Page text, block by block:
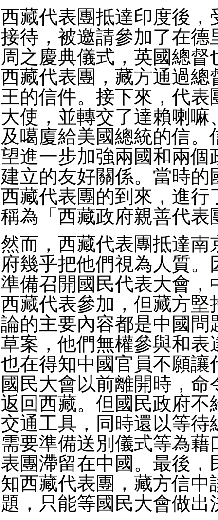
西藏代表團抵達印度後，
接待，被邀請參加了在德
周之慶典儀式，英國總督
西藏代表團，藏方通過總
王的信件。接下來，代表
大使，並轉交了達賴喇嘛
及噶廈給美國總統的信。
望進一步加強兩國和兩個
建立的友好關係。當時的
西藏代表團的到來，進行
稱為「西藏政府親善代表
然而，西藏代表團抵達南
府幾乎把他們視為人質。
準備召開國民代表大會，
西藏代表參加，但藏方堅
論的主要內容都是中國問
草案，他們無權參與和表
也在得知中國官員不願讓
國民大會以前離開時，命
返回西藏。但國民政府不
交通工具，同時還以等待
需要準備送別儀式等為藉
表團滯留在中國。最後，
知西藏代表團，藏方信中
題，只能等國民大會做出